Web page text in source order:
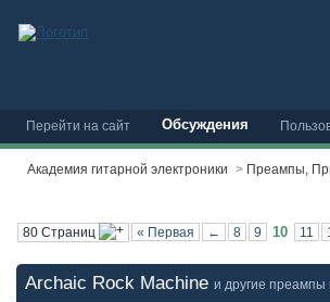
Перейти на сайт Обсуждения
Академия гитарной электроники > Преампы,
80 Страниц « Первая ← 8 9 10 11
Archaic Rock Machine и другие преампы